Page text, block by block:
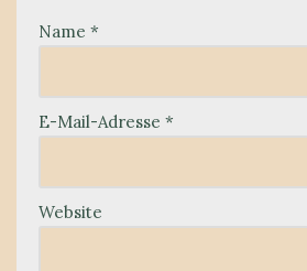
Name *
E-Mail-Adresse *
Website